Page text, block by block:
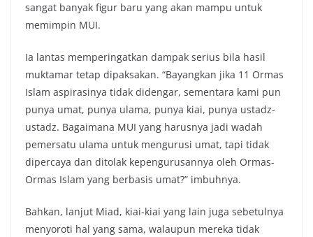
sangat banyak figur baru yang akan mampu untuk
memimpin MUI.
Ia lantas memperingatkan dampak serius bila hasil
muktamar tetap dipaksakan. “Bayangkan jika 11 Ormas
Islam aspirasinya tidak didengar, sementara kami pun
punya umat, punya ulama, punya kiai, punya ustadz-
ustadz. Bagaimana MUI yang harusnya jadi wadah
pemersatu ulama untuk mengurusi umat, tapi tidak
dipercaya dan ditolak kepengurusannya oleh Ormas-
Ormas Islam yang berbasis umat?” imbuhnya.
Bahkan, lanjut Miad, kiai-kiai yang lain juga sebetulnya
menyoroti hal yang sama, walaupun mereka tidak